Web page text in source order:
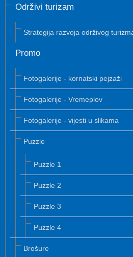
Održivi turizam
Strategija razvoja održivog
Promo
Fotogalerije - kornatski pejzaži
Fotogalerije - Vremeplov
Fotogalerije - vijesti u slikama
Puzzle
Puzzle 1
Puzzle 2
Puzzle 3
Puzzle 4
Brošure